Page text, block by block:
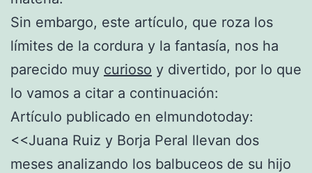
Sin embargo, este artículo, que roza los
límites de la cordura y la fantasía, nos ha
parecido muy curioso y divertido, por lo que
lo vamos a citar a continuación:
Artículo publicado en elmundotoday:
<<Juana Ruiz y Borja Peral llevan dos
meses analizando los balbuceos de su hijo